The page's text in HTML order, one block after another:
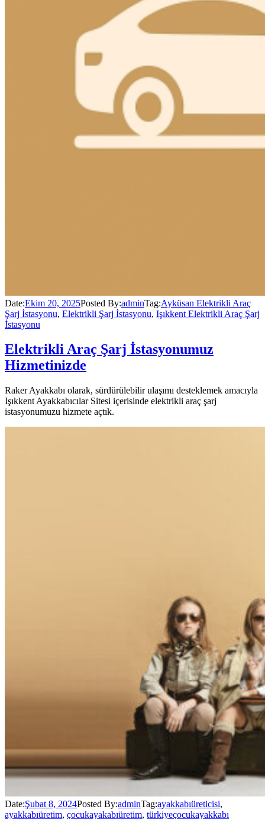
Date:Ekim 20, 2025Posted By:adminTag:Ayküsan Elektrikli Araç
Şarj İstasyonu, Elektrikli Şarj İstasyonu, Işıkkent Elektrikli Araç Şarj
İstasyonu
Elektrikli Araç Şarj İstasyonumuz
Hizmetinizde
Raker Ayakkabı olarak, sürdürülebilir ulaşımı desteklemek amacıyla
Işıkkent Ayakkabıcılar Sitesi içerisinde elektrikli araç şarj
istasyonumuzu hizmete açtık.
Date:Şubat 8, 2024Posted By:adminTag:ayakkabıüreticisi,
ayakkabıüretim, çocukayakabıüretim, türkiyeçocukayakkabı